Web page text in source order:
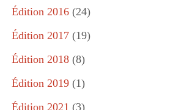
Édition 2016 (24)
Édition 2017 (19)
Édition 2018 (8)
Édition 2019 (1)
Édition 2021 (3)